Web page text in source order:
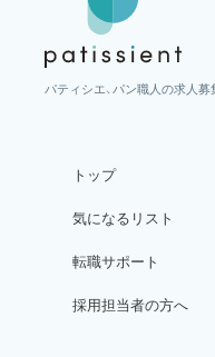
パティシエ、パン職人の求人
トップ
気になるリスト
転職サポート
採用担当者の方へ